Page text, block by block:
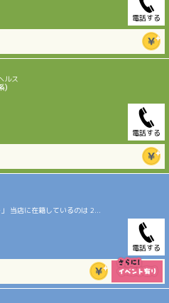
電話する
ルス
)
電話する
当店に在籍しているのは 2...
電話する